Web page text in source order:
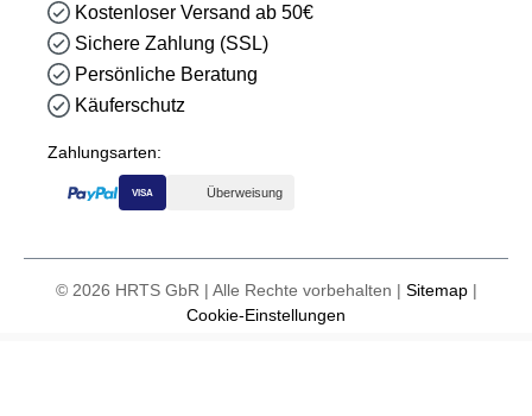
Kostenloser Versand ab 50€
Sichere Zahlung (SSL)
Persönliche Beratung
Käuferschutz
Zahlungsarten:
VISA Überweisung
© 2026 HRTS GbR | Alle Rechte vorbehalten | Sitemap|
Cookie-Einstellungen